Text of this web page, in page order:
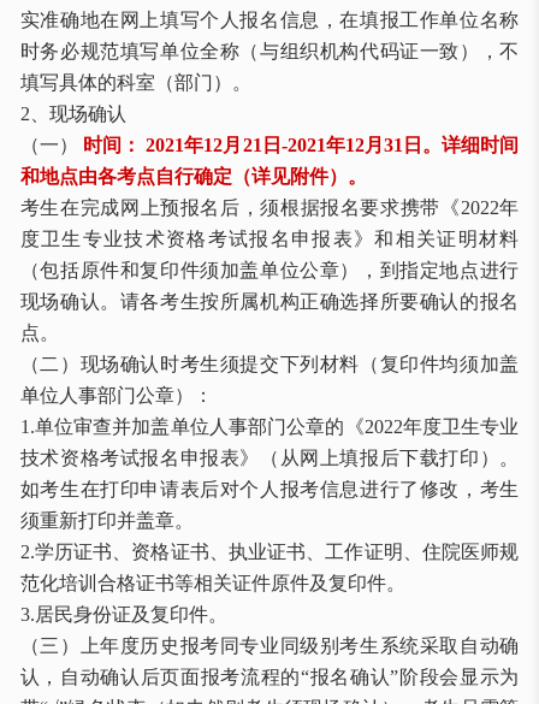
实准确地在网上填写个人报名信息，在填报工作单位名称
时务必规范填写单位全称（与组织机构代码证一致），不
填写具体的科室（部门）。
2、现场确认
（一）
时间：
2021年12月21日-2021年12月31日。详细时间
和地点由各考点自行确定（详见附件）。
考生在完成网上预报名后，须根据报名要求携带《2022年
度卫生专业技术资格考试报名申报表》和相关证明材料
（包括原件和复印件须加盖单位公章），到指定地点进行
现场确认。请各考生按所属机构正确选择所要确认的报名
点。
（二）现场确认时考生须提交下列材料（复印件均须加盖
单位人事部门公章）：
1.单位审查并加盖单位人事部门公章的《2022年度卫生专业
技术资格考试报名申报表》（从网上填报后下载打印）。
如考生在打印申请表后对个人报考信息进行了修改，考生
须重新打印并盖章。
2.学历证书、资格证书、执业证书、工作证明、住院医师规
范化培训合格证书等相关证件原件及复印件。
3.居民身份证及复印件。
（三）上年度历史报考同专业同级别考生系统采取自动确
认，自动确认后页面报考流程的“报名确认”阶段会显示为